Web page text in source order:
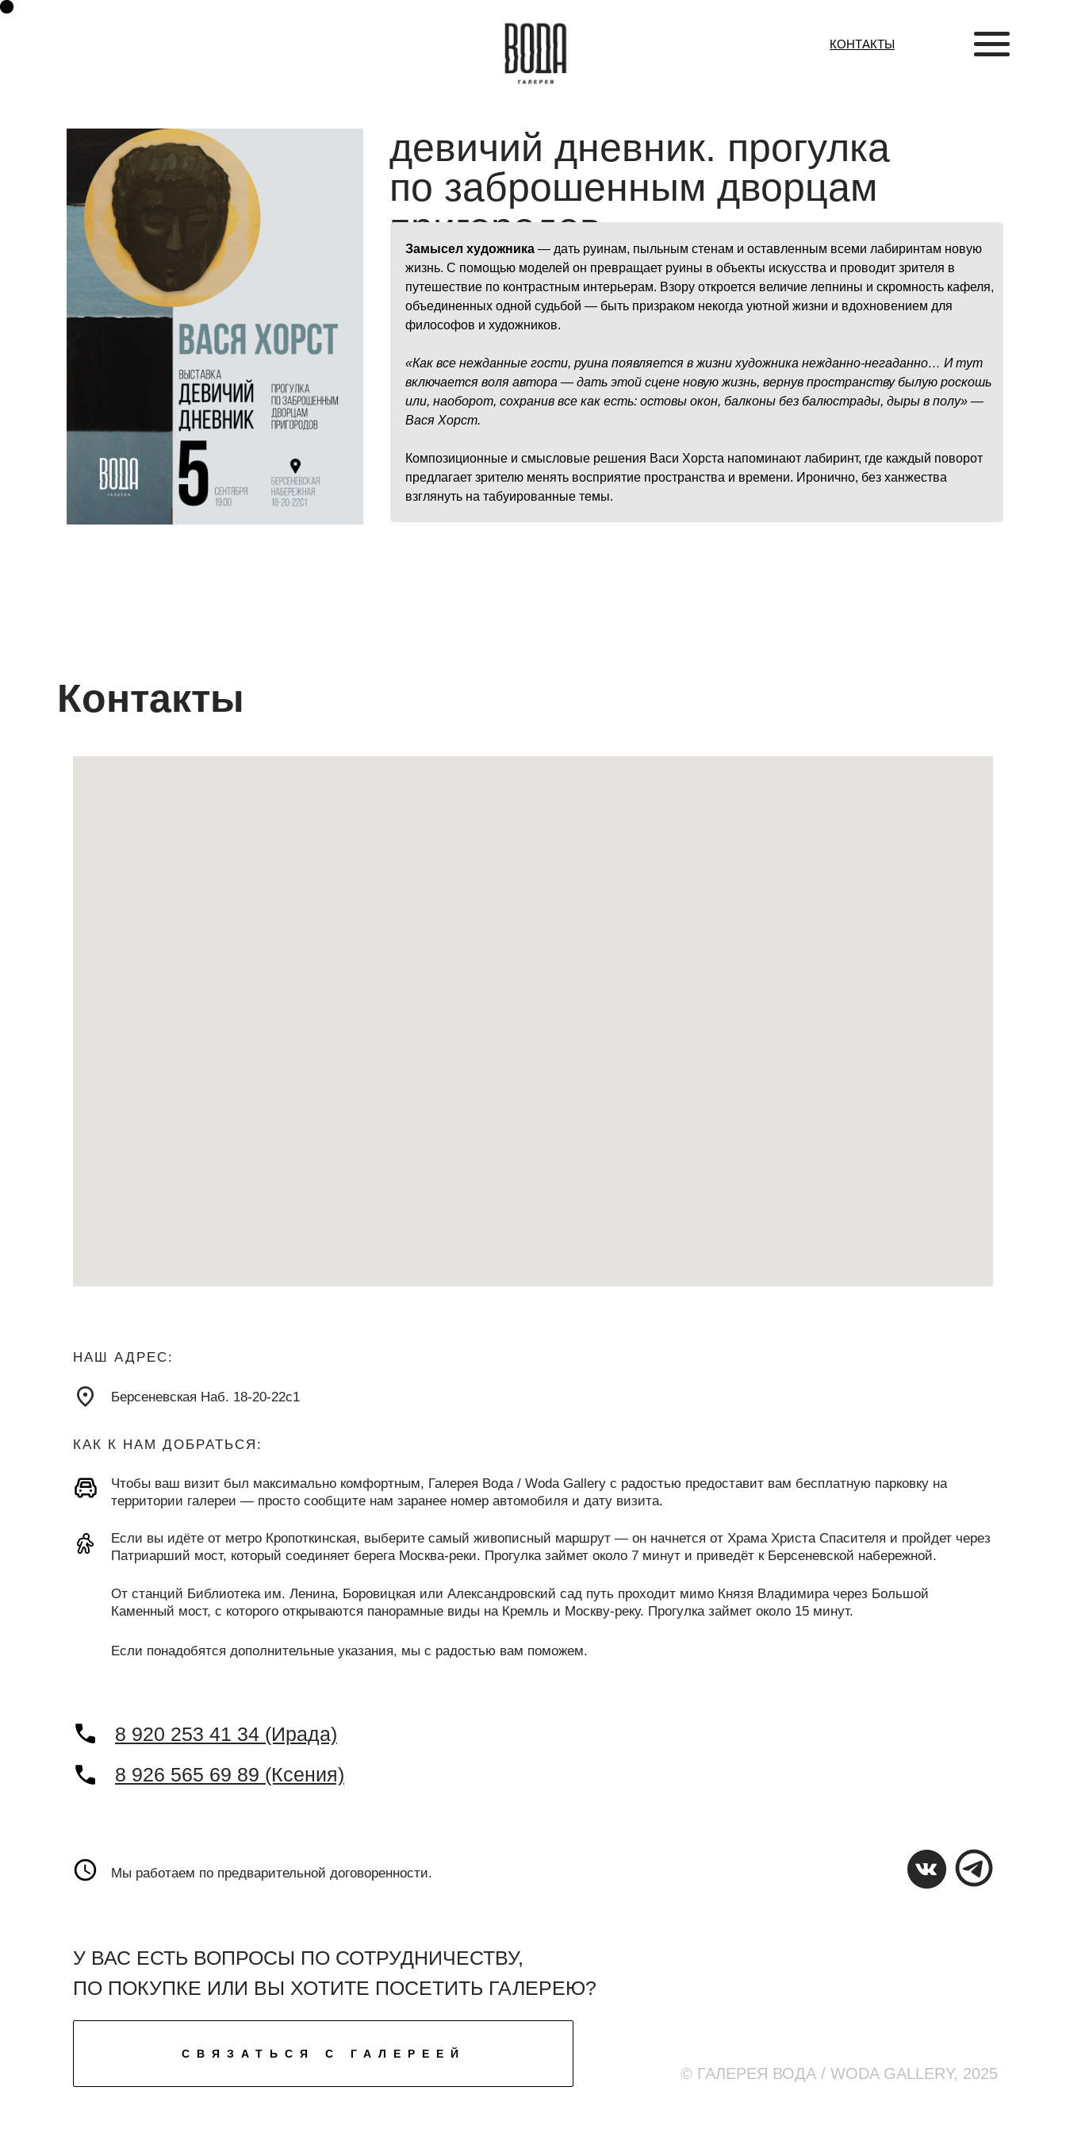
КОНТАКТЫ
девичий дневник. прогулка
по заброшенным дворцам
пригородов.
Замысел художника — дать руинам, пыльным стенам и оставленным всеми лабиринтам новую
жизнь. С помощью моделей он превращает руины в объекты искусства и проводит зрителя в
путешествие по контрастным интерьерам. Взору откроется величие лепнины и скромность кафеля,
объединенных одной судьбой — быть призраком некогда уютной жизни и вдохновением для
философов и художников.
«Как все нежданные гости, руина появляется в жизни художника нежданно-негаданно… И тут
включается воля автора — дать этой сцене новую жизнь, вернув пространству былую роскошь
или, наоборот, сохранив все как есть: остовы окон, балконы без балюстрады, дыры в полу» —
Вася Хорст.
Композиционные и смысловые решения Васи Хорста напоминают лабиринт, где каждый поворот
предлагает зрителю менять восприятие пространства и времени. Иронично, без ханжества
взглянуть на табуированные темы.
Контакты
8 920 253 41 34 (Ирада)
8 926 565 69 89 (Ксения)
У ВАС ЕСТЬ ВОПРОСЫ ПО СОТРУДНИЧЕСТВУ,
ПО ПОКУПКЕ ИЛИ ВЫ ХОТИТЕ ПОСЕТИТЬ ГАЛЕРЕЮ?
Берсеневская Наб. 18-20-22с1
НАШ АДРЕС:
КАК К НАМ ДОБРАТЬСЯ:
Чтобы ваш визит был максимально комфортным, Галерея Вода / Woda Gallery с радостью предоставит вам бесплатную парковку на
территории галереи — просто сообщите нам заранее номер автомобиля и дату визита.
Если вы идёте от метро Кропоткинская, выберите самый живописный маршрут — он начнется от Храма Христа Спасителя и пройдет через
Патриарший мост, который соединяет берега Москва-реки. Прогулка займет около 7 минут и приведёт к Берсеневской набережной.
СВЯЗАТЬСЯ С ГАЛЕРЕЕЙ
От станций Библиотека им. Ленина, Боровицкая или Александровский сад путь проходит мимо Князя Владимира через Большой
Каменный мост, с которого открываются панорамные виды на Кремль и Москву-реку. Прогулка займет около 15 минут.
Если понадобятся дополнительные указания, мы с радостью вам поможем.
Мы работаем по предварительной договоренности.
© ГАЛЕРЕЯ ВОДА / WODA GALLERY, 2025